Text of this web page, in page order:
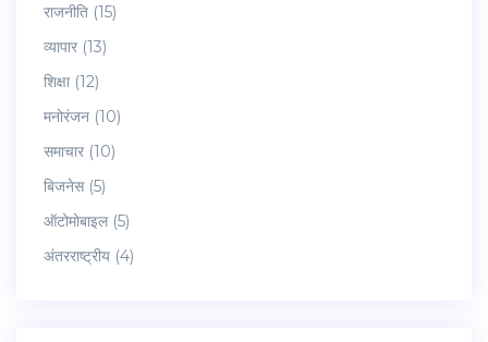
राजनीति (15)
व्यापार (13)
शिक्षा (12)
मनोरंजन (10)
समाचार (10)
बिजनेस (5)
ऑटोमोबाइल (5)
अंतरराष्ट्रीय (4)